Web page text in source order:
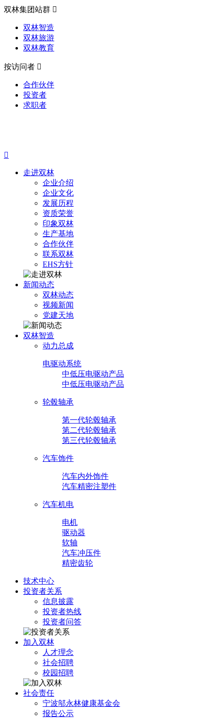
双林集团站群 
双林智造
双林旅游
双林教育
按访问者 
合作伙伴
投资者
求职者

走进双林
企业介绍
企业文化
发展历程
资质荣誉
印象双林
生产基地
合作伙伴
联系双林
EHS方针
新闻动态
双林动态
视频新闻
党建天地
双林智造
动力总成
电驱动系统
中低压电驱动产品
中低压电驱动产品
轮毂轴承
第一代轮毂轴承
第二代轮毂轴承
第三代轮毂轴承
汽车饰件
汽车内外饰件
汽车精密注塑件
汽车机电
电机
驱动器
软轴
汽车冲压件
精密齿轮
技术中心
投资者关系
信息披露
投资者热线
投资者问答
加入双林
人才理念
社会招聘
校园招聘
社会责任
宁波邬永林健康基金会
报告公示